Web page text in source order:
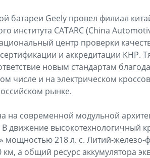
батареи Geely провел филиал
института CATARC (China
центр проверки
и аккредитации КНР.
новым стандартам
числе и на электрическом
рынке.
на современной модульной
движение высокотехнологичный
мощностью 218 л. с. Литий-железо-
км, а общий ресурс аккумулятора